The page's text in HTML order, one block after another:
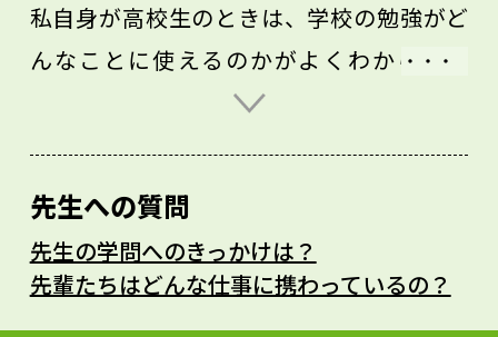
私自身が高校生のときは、学校の勉強がど
んなことに使えるのかがよくわからなく
て、勉強に対するモチベーションが上がり
強がいろいろなところに役立ちます。例え
ば、ロケットの運動は物理の力学で説明で
きますし、数学は工学分野において問題解
先生への質問
先生の学問へのきっかけは？
先輩たちはどんな仕事に携わっているの？